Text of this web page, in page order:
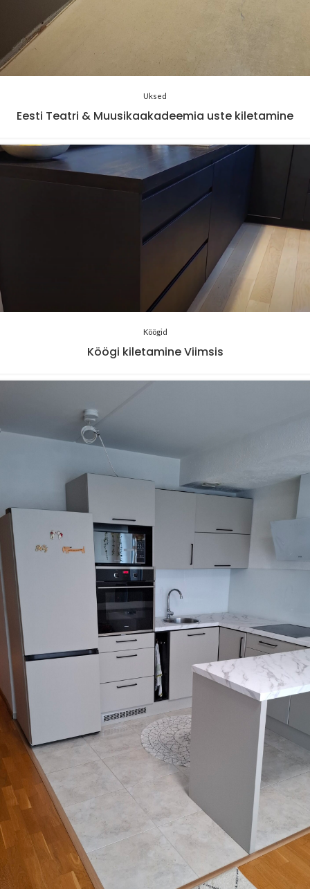
Uksed
Eesti Teatri & Muusikaakadeemia uste kiletamine
Köögid
Köögi kiletamine Viimsis